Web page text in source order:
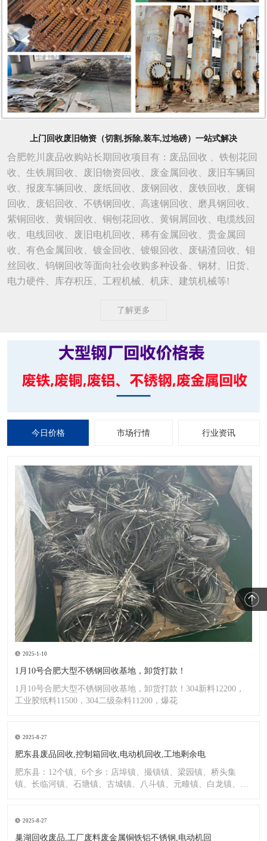
上门回收废旧物资（切割,拆除,装车,过地磅）一站式解决
合肥乾川废品收购站长期回收项目有：废品回收 、铁刨花回
收、生铁屑回收、废旧物资回收、废金属回收、废旧车辆回
收、报废车辆回收、废纸回收、废钢回收、废铁回收、废铜
回收、废铝回收、不锈钢回收、高速钢回收、磨具钢回收、
紫铜回收、黄铜回收、铜刨花回收、黄铜屑回收、电缆线回
收、电线回收、废旧电机回收、稀有金属回收、贵金属回
收、有色金属回收、镀金回收、镀银回收、废锡渣回收、钼
丝回收、钨钢回收等面向社会收购多种设备、钢材、旧货、
电力硬件、库存积压、工程机械、机床、建筑机械等!
了解更多
今日价格 市场行情 行业资讯
2025-1-10
1月10号合肥大型不锈钢回收基地，卸货打款！
1月10号合肥大型不锈钢回收基地，卸货打款！304新料12200，
工业胶纸料11500，304二级杂料11200，爆花
2025-8-27
肥东县废品回收,控制箱回收,电动机回收,工地剩余电
肥东县：12个镇、6个乡：店埠镇、撮镇镇、梁园镇、桥头集
镇、长临河镇、石塘镇、古城镇、八斗镇、元疃镇、白龙镇、包
2025-8-27
巢湖回收废品,工厂废料废金属铜铁铝不锈钢,电动机回